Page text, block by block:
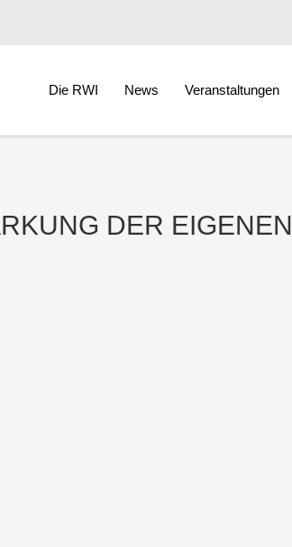
Die RWI News Veranstaltungen
DER EIGENEN